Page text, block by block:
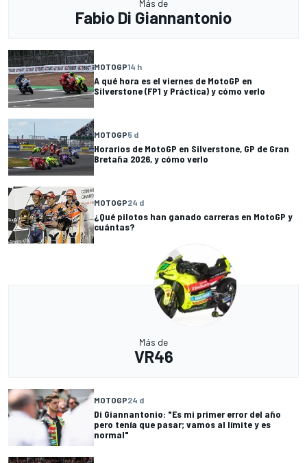
Más de
Fabio Di Giannantonio
MOTOGP14 h
A qué hora es el viernes de MotoGP en
Silverstone (FP1 y Práctica) y cómo verlo
MOTOGP5 d
Horarios de MotoGP en Silverstone, GP de Gran
Bretaña 2026, y cómo verlo
MOTOGP24 d
¿Qué pilotos han ganado carreras en MotoGP y
cuántas?
Más de
VR46
MOTOGP24 d
Di Giannantonio: "Es mi primer error del año
pero tenía que pasar; vamos al límite y es
normal"